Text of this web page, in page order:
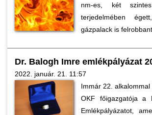
nm-es, két
terjedelmében
gázpalack is felrobbant.
Dr. Balogh Imre emlékpályázat
2022. január. 21. 11:57
Immár 22.
OKF főigazgatója a
Emlékpályázatot,